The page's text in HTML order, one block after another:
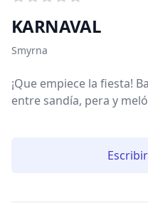
KARNAVAL
Información del tabaco
Smyrna
¡Que empiece la fiesta!
entre sandía, pera y